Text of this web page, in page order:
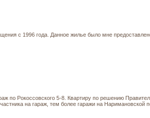
с 1996 года. Данное жилье было мне
по Рокоссовского 5-8. Квартиру по решению
на гараж, тем более гаражи на Наримановской